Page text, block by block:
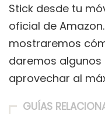
Stick desde tu
oficial de
mostraremos
daremos
aprovechar al
GUÍAS